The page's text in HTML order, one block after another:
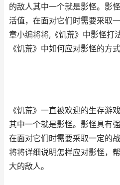
的敌人其中一个就是影怪。影
活值，在面对它们时需要采取
章小编将将,《饥荒》中影怪打
《饥荒》中如何应对影怪的方
《饥荒》一直被欢迎的生存游
其中一个就是影怪。影怪具有
在面对它们时需要采取一定的
将将详细说明怎样应对影怪，
大的敌人。